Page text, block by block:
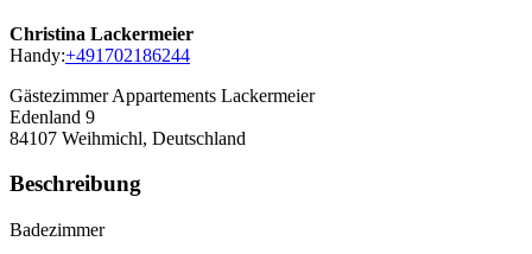
Christina Lackermeier
Handy:+491702186244
Gästezimmer Appartements Lackermeier
Edenland 9
84107 Weihmichl, Deutschland
Beschreibung
Badezimmer